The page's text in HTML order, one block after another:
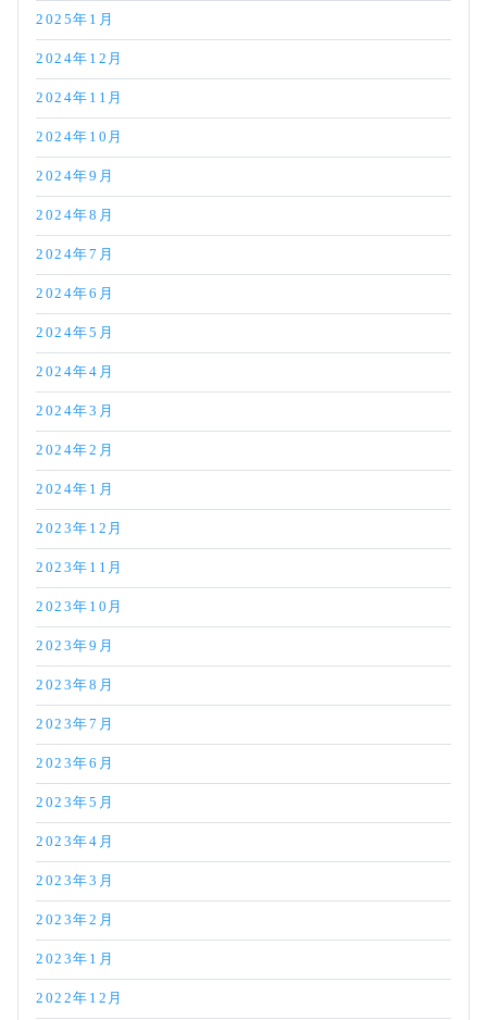
2025年1月
2024年12月
2024年11月
2024年10月
2024年9月
2024年8月
2024年7月
2024年6月
2024年5月
2024年4月
2024年3月
2024年2月
2024年1月
2023年12月
2023年11月
2023年10月
2023年9月
2023年8月
2023年7月
2023年6月
2023年5月
2023年4月
2023年3月
2023年2月
2023年1月
2022年12月